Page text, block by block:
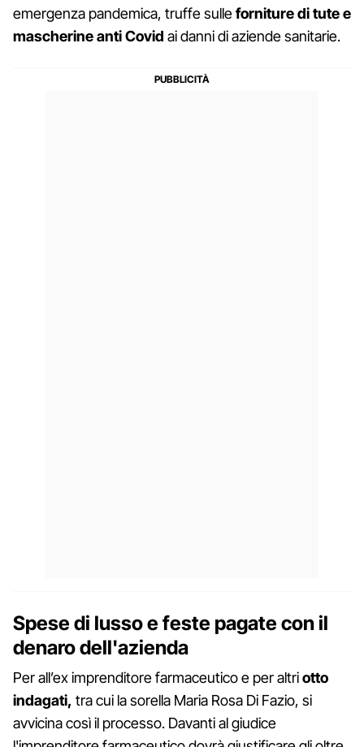
emergenza pandemica, truffe sulleforniture di tute e
mascherine anti Covid ai danni di aziende sanitarie.
Spese di lusso e feste pagate con il
denaro dell'azienda
Per all’ex imprenditore farmaceutico e per altriotto
indagati, tra cui la sorella Maria Rosa Di Fazio, si
avvicina così il processo. Davanti al giudice